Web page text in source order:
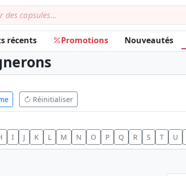
récents Promotions Nouveautés
Réinitialiser
I J K L M N O P Q R S T U